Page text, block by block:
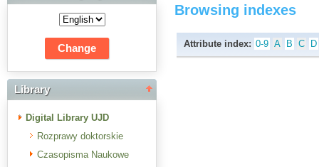
Library
Digital Library UJD
Rozprawy doktorskie
Czasopisma Naukowe
Browsing indexes
Attribute index: 0-9 A B C D